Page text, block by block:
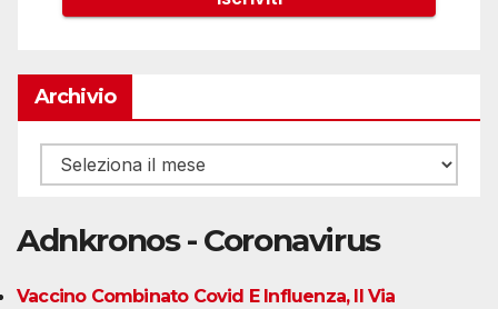
Archivio
Archivio
Adnkronos - Coronavirus
Vaccino Combinato Covid E Influenza, Il Via